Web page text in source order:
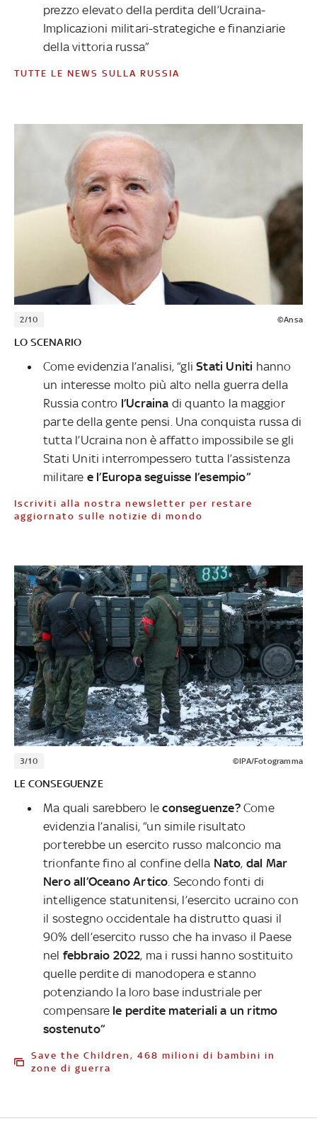
prezzo elevato della perdita dell’Ucraina-
Implicazioni militari-strategiche e finanziarie
della vittoria russa”
TUTTE LE NEWS SULLA RUSSIA
2/10 ©Ansa
LO SCENARIO
Come evidenzia l’analisi, “gliStati Uniti hanno
un interesse molto più alto nella guerra della
Russia contro l’Ucraina di quanto la maggior
parte della gente pensi. Una conquista russa di
tutta l’Ucraina non è affatto impossibile se gli
Stati Uniti interrompessero tutta l’assistenza
militare e l’Europa seguisse l’esempio”
Iscriviti alla nostra newsletter per restare
aggiornato sulle notizie di mondo
3/10 ©IPA/Fotogramma
LE CONSEGUENZE
Ma quali sarebbero leconseguenze?Come
evidenzia l’analisi, “un simile risultato
porterebbe un esercito russo malconcio ma
trionfante fino al confine della Nato, dal Mar
Nero all’Oceano Artico . Secondo fonti di
intelligence statunitensi, l’esercito ucraino con
il sostegno occidentale ha distrutto quasi il
90% dell’esercito russo che ha invaso il Paese
nel febbraio 2022, ma i russi hanno sostituito
quelle perdite di manodopera e stanno
potenziando la loro base industriale per
compensare le perdite materiali a un ritmo
sostenuto”
Save the Children, 468 milioni di bambini in
zone di guerra